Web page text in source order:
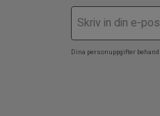
Dina personuppgifter